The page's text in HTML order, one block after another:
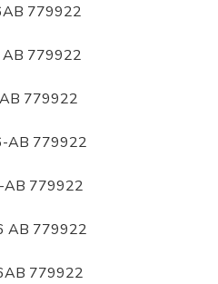
779922
AB 779922
779922
AB 779922
AB 779922
AB 779922
779922